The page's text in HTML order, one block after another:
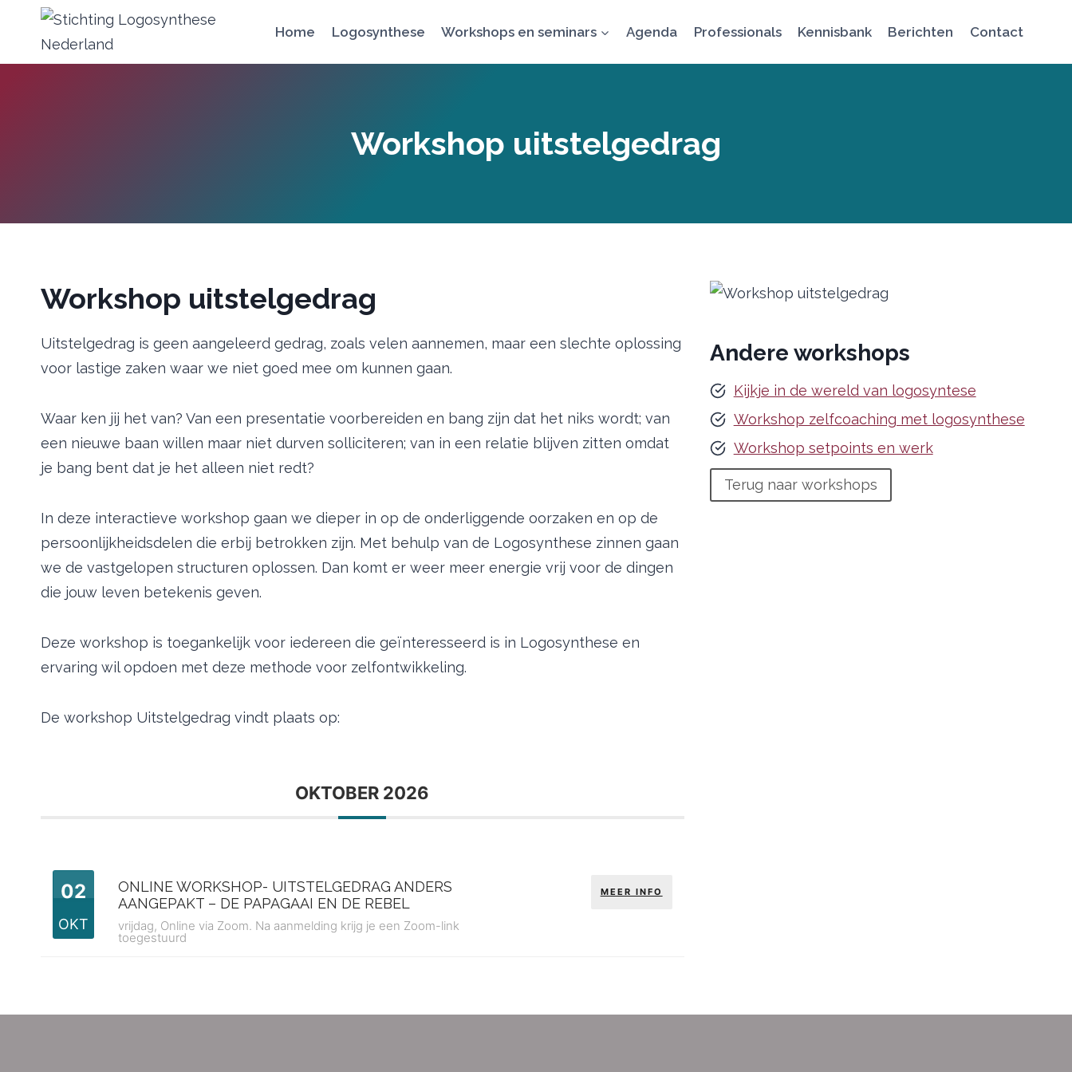
Doorgaan
inhoud
Home Logosynthese Workshops en seminars Agenda Professionals Kennisbank Berichten Contact
Workshop uitstelgedrag
Workshop uitstelgedrag
Uitstelgedrag is geen aangeleerd gedrag, zoals velen aannemen, maar een slechte oplossing
voor lastige zaken waar we niet goed mee om kunnen gaan.
Waar ken jij het van? Van een presentatie voorbereiden en bang zijn dat het niks wordt; van
een nieuwe baan willen maar niet durven solliciteren; van in een relatie blijven zitten omdat
je bang bent dat je het alleen niet redt?
In deze interactieve workshop gaan we dieper in op de onderliggende oorzaken en op de
persoonlijkheidsdelen die erbij betrokken zijn. Met behulp van de Logosynthese zinnen gaan
we de vastgelopen structuren oplossen. Dan komt er weer meer energie vrij voor de dingen
die jouw leven betekenis geven.
Deze workshop is toegankelijk voor iedereen die geïnteresseerd is in Logosynthese en
ervaring wil opdoen met deze methode voor zelfontwikkeling.
De workshop Uitstelgedrag vindt plaats op:
OKTOBER 2026
02
OKT
ONLINE WORKSHOP- UITSTELGEDRAG ANDERS
AANGEPAKT – DE PAPAGAAI EN DE REBEL
vrijdag, Online via Zoom. Na aanmelding krijg je een Zoom-link
toegestuurd
MEER INFO
Andere workshops
Kijkje in de wereld van logosyntese
Workshop zelfcoaching met logosynthese
Workshop setpoints en werk
Terug naar workshops